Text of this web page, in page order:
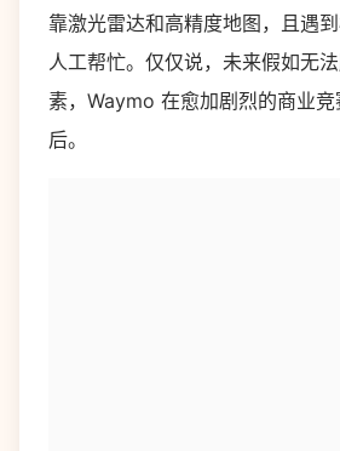
靠激光雷达和高精度地图，且遇
人工帮忙。仅仅说，未来假如无
素，Waymo 在愈加剧烈的商业
后。